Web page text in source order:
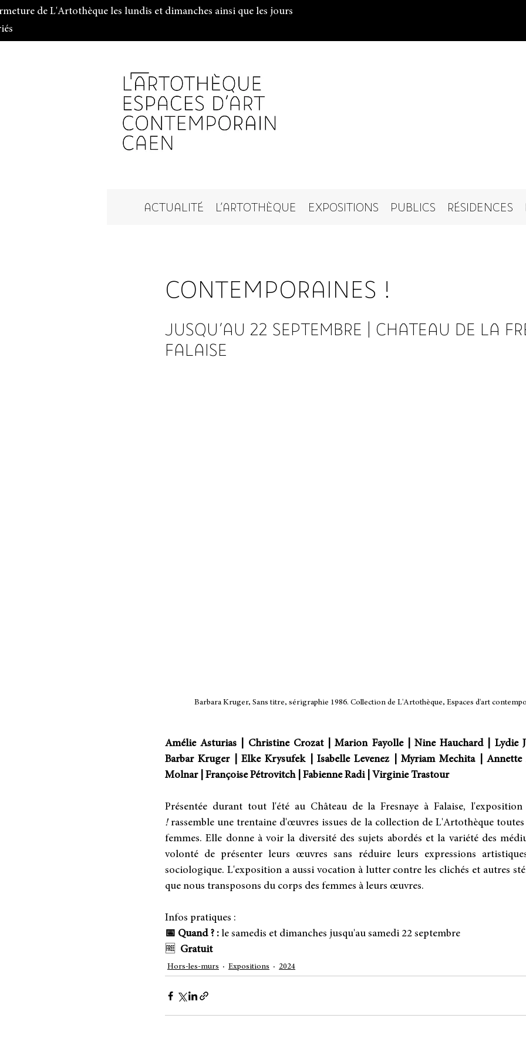
de L'Artothèque les lundis et dimanches ainsi que les jours
ACTUALITÉ L'ARTOTHÈQUE EXPOSITIONS PUBLICS RÉSIDENCES
CONTEMPORAINES !
JUSQU’AU 22 SEPTEMBRE
CHATEAU DE LA
FALAISE
Barbara Kruger, Sans titre, sérigraphie 1986. Collection de L'Artothèque, Espaces d'art
Amélie Asturias | Christine Crozat | Marion Fayolle | Nine Hauchard | Lydie
Barbar Kruger | Elke Krysufek | Isabelle Levenez | Myriam Mechita | Annette
Molnar | Françoise Pétrovitch | Fabienne Radi | Virginie Trastour
Présentée durant tout l'été au Château de la Fresnaye à Falaise, l'exposition
! rassemble une trentaine d'œuvres issues de la collection de L'Artothèque toutes
femmes. Elle donne à voir la diversité des sujets abordés et la variété des
volonté de présenter leurs œuvres sans réduire leurs expressions
sociologique. L'exposition a aussi vocation à lutter contre les clichés et autres
que nous transposons du corps des femmes à leurs œuvres.
Infos pratiques :
📅 Quand ? : le samedis et dimanches jusqu'au samedi 22 septembre
🆓 Gratuit
Hors-les-murs Expositions 2024